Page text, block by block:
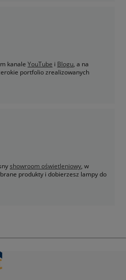
kanale YouTube i Blogu, a na
portfolio zrealizowanych
showroom oświetleniowy, w
produkty i dobierzesz lampy do